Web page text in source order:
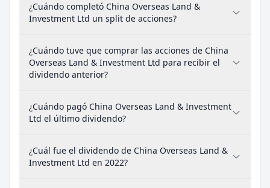
¿Cuándo completó China Overseas Land &
Investment Ltd un split de acciones?
¿Cuándo tuve que comprar las acciones de China
Overseas Land & Investment Ltd para recibir el
dividendo anterior?
¿Cuándo pagó China Overseas Land & Investment
Ltd el último dividendo?
¿Cuál fue el dividendo de China Overseas Land &
Investment Ltd en 2022?